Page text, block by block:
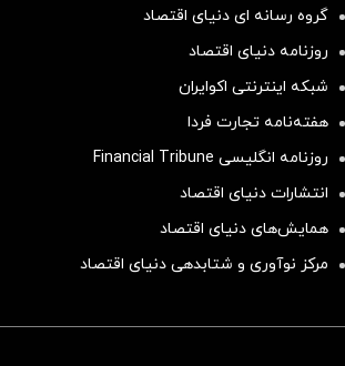
گروه رسانه ای دنیای اقتصاد
روزنامه دنیای اقتصاد
شبکه اینترنتی اکوایران
هفته‌نامه تجارت فردا
روزنامه انگلیسی Financial Tribune
انتشارات دنیای اقتصاد
همایش‌های دنیای اقتصاد
مرکز نوآوری و شتابدهی دنیای اقتصاد